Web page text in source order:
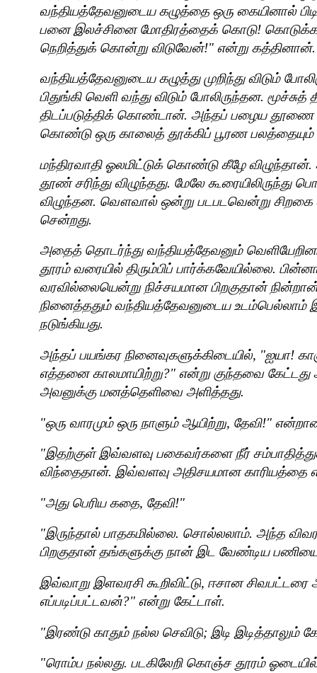
வந்தியத்தேவனுடைய கழுத்தை ஒரு கையினால்
பனை இலச்சினை மோதிரத்தைக் கொடு!
நெறித்துக் கொன்று விடுவேன்!" என்று கத்தினான்.
வந்தியத்தேவனுடைய கழுத்து முறிந்து விடும்
பிதுங்கி வெளி வந்து விடும் போலிருந்தன.
திடப்படுத்திக் கொண்டான். அந்தப் பழைய தூணை
கொண்டு ஒரு காலைத் தூக்கிப் பூரண பலத்தையும்
மந்திரவாதி ஓலமிட்டுக் கொண்டு கீழே
தூண் சரிந்து விழுந்தது. மேலே
விழுந்தன. வௌவால் ஒன்று படபடவென்று
சென்றது.
அதைத் தொடர்ந்து வந்தியத்தேவனும்
தூரம் வரையில் திரும்பிப் பார்க்கவேயில்லை.
வரவில்லையென்று நிச்சயமான பிறகுதான்
நினைத்ததும் வந்தியத்தேவனுடைய உடம்பெல்லாம்
நடுங்கியது.
அந்தப் பயங்கர நினைவுகளுக்கிடையில், "ஐயா!
எத்தனை காலமாயிற்று?" என்று குந்தவை கேட்டது
அவனுக்கு மனத்தெளிவை அளித்தது.
"ஒரு வாரமும் ஒரு நாளும் ஆயிற்று, தேவி!"
"இதற்குள் இவ்வளவு பகைவர்களை நீர்
விந்தைதான். இவ்வளவு அதிசயமான காரியத்தை
"அது பெரிய கதை, தேவி!"
"இருந்தால் பாதகமில்லை. சொல்லலாம். அந்த
பிறகுதான் தங்களுக்கு நான் இட வேண்டிய
இவ்வாறு இளவரசி கூறிவிட்டு, ஈசான சிவபட்டரை
எப்படிப்பட்டவன்?" என்று கேட்டாள்.
"இரண்டு காதும் நல்ல செவிடு; இடி இடித்தாலும்
"ரொம்ப நல்லது. படகிலேறி கொஞ்ச தூரம்